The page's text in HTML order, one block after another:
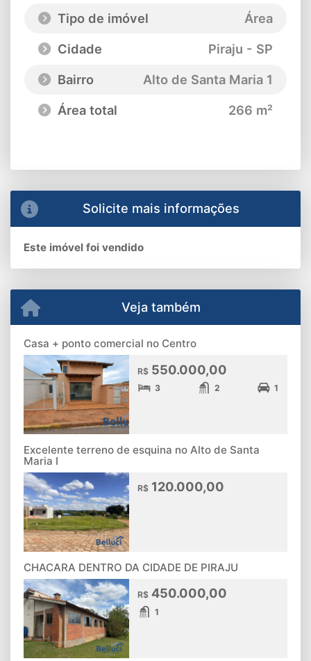
Tipo de imóvel
Área
Cidade
Piraju - SP
Bairro
Alto de Santa Maria 1
Área total
266 m²
Solicite mais informações
Este imóvel foi vendido
Veja também
Casa + ponto comercial no Centro
R$ 550.000,00
3 2 1
Excelente terreno de esquina no Alto de Santa
Maria I
R$ 120.000,00
CHACARA DENTRO DA CIDADE DE PIRAJU
R$ 450.000,00
1